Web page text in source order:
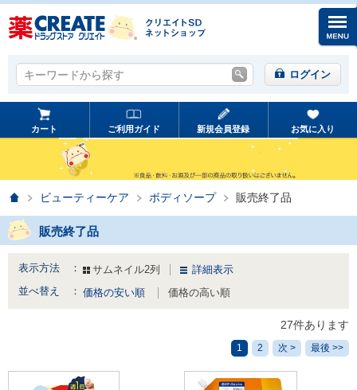
キーワードから探す
キーワードから探す ログイン
カート ご利用ガイド 新規会員登録 お気に入り
ホームビューティーケア ボディソープ 販売終了品
販売終了品
表示方法 ： サムネイル2列
詳細表示
並べ替え ： 価格の安い順 価格の高い順
27件あります
1 2 次 > 最後 >>